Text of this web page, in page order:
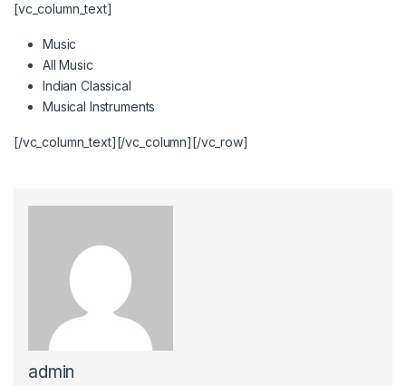
[vc_column_text]
Music
All Music
Indian Classical
Musical Instruments
[/vc_column_text][/vc_column][/vc_row]
admin